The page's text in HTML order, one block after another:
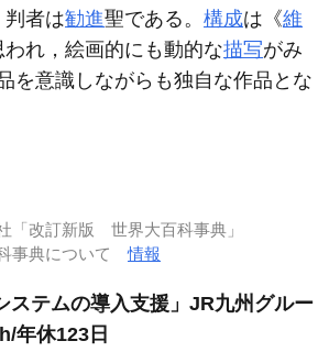
判者は勧進聖である。 構成は《維
われ，絵画的にも動的な描写がみ
を意識しながらも独自な作品とな
「改訂新版 世界大百科事典」
事典について情報
ステムの導入支援」JR九州グルー
年休123日